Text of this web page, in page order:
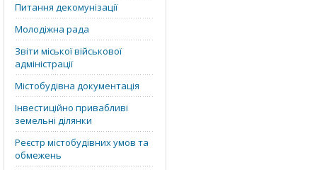
Питання декомунізації
Молодіжна рада
Звіти міської військової
адміністрації
Містобудівна документація
Інвестиційно привабливі
земельні ділянки
Реєстр містобудівних умов та
обмежень